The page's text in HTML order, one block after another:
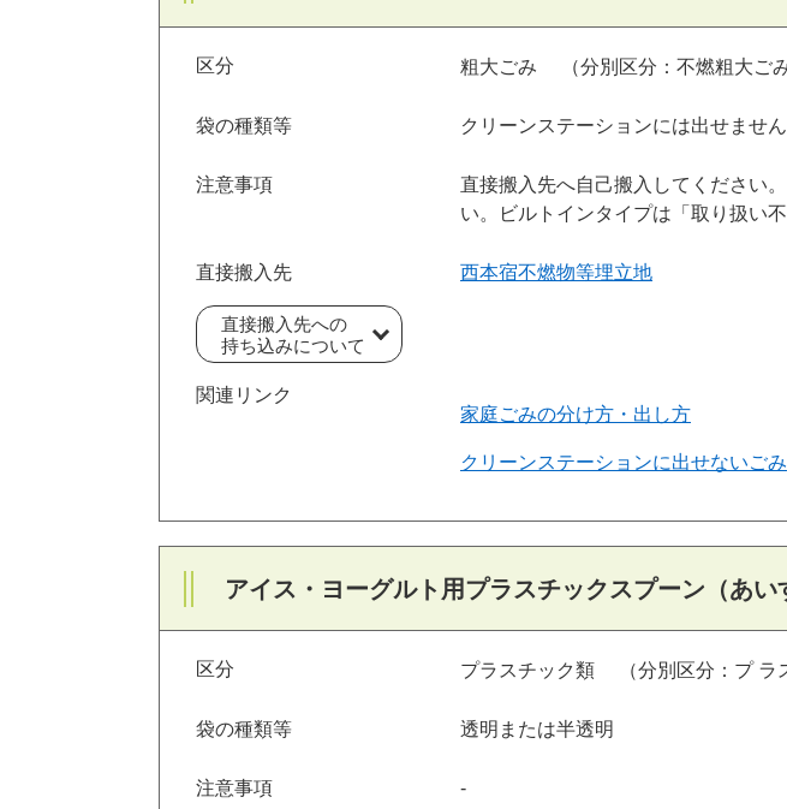
区分 粗大ごみ （分別区分：不燃粗大ごみ
袋の種類等 クリーンステーションには出せません
注意事項
直接搬入先へ自己搬入してください
い。ビルトインタイプは「取り扱い不
直接搬入先 西本宿不燃物等埋立地
直接搬入先への
持ち込みについて
関連リンク
家庭ごみの分け方・出し方
クリーンステーションに出せないごみ
アイス・ヨーグルト用プラスチックスプーン（あ
区分 プラスチック類 （分別区分：プ
袋の種類等 透明または半透明
注意事項 ‐